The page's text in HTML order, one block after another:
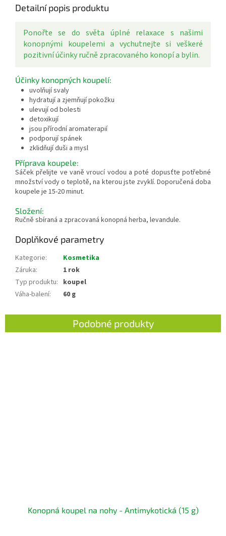
Detailní popis produktu
Ponořte se do světa úplné relaxace s našimi
konopnými koupelemi a vychutnejte si veškeré
pozitivní účinky ručně zpracovaného konopí a bylin.
Účinky konopných koupelí:
uvolňují svaly
hydratují a zjemňují pokožku
ulevují od bolesti
detoxikují
jsou přírodní aromaterapií
podporují spánek
zklidňují duši a mysl
Příprava koupele:
Sáček přelijte ve vaně vroucí vodou a poté dopusťte potřebné
množství vody o teplotě, na kterou jste zvyklí. Doporučená doba
koupele je 15-20 minut.
Složení:
Ručně sbíraná a zpracovaná konopná herba, levandule.
Doplňkové parametry
Kategorie:
Kosmetika
Záruka:
1 rok
Typ produktu: koupel
Váha-balení: 60 g
Konopná koupel na nohy - Antimykotická (15 g)